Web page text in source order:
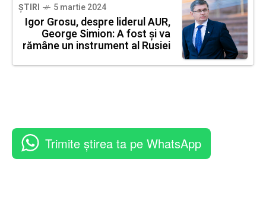
ȘTIRI 5 martie 2024
Igor Grosu, despre liderul AUR,
George Simion: A fost și va
rămâne un instrument al Rusiei
Trimite știrea ta pe WhatsApp